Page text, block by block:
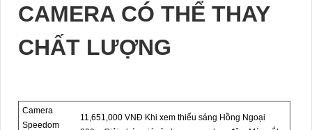
CAMERA CÓ THỂ THAY
CHẤT LƯỢNG
Camera
Speedom
11,651,000 VNĐ Khi xem thiếu sáng Hồng Ngoại